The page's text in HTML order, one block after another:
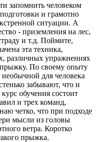
запомнить человеком
и грамотно
ситуации. А
- приземления на лес,
и т.д. Поймите,
эта техника,
различных упражнениях
прыжку. По своему опыту
необычной для человека
забывают, что и
обучения состоит
и трех команд,
четко, что при подходе
мысли из головы
ветра. Коротко
прыжка.